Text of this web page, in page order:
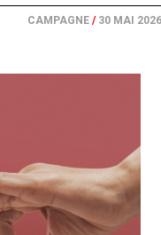
CAMPAGNE / 30 MAI 2026